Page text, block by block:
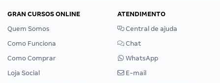
GRAN CURSOS ONLINE
Quem Somos
Como Funciona
Como Comprar
Loja Social
ATENDIMENTO
Central de ajuda
Chat
WhatsApp
E-mail